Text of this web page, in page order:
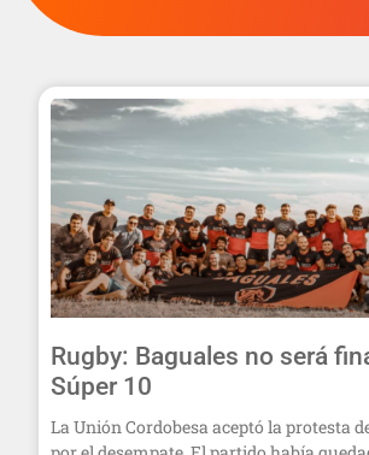
Rugby: Baguales no será
Súper 10
La Unión Cordobesa aceptó la protesta